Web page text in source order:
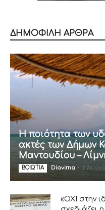
ΔΗΜΟΦΙΛΗ ΑΡΘΡΑ
Η ποιότητα των
ακτές των Δήμων
Μαντουδίου –
ΒΟΙΩΤΙΑ Diavima - 2
«ΟΧΙ στην